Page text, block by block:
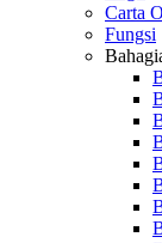
Carta
Fungsi